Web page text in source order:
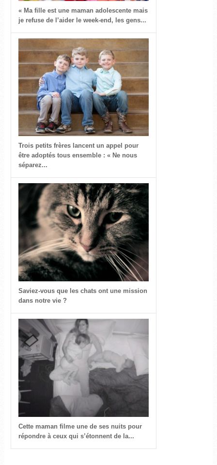
« Ma fille est une maman adolescente mais
je refuse de l’aider le week-end, les gens...
Trois petits frères lancent un appel pour
être adoptés tous ensemble : « Ne nous
séparez...
Saviez-vous que les chats ont une mission
dans notre vie ?
Cette maman filme une de ses nuits pour
répondre à ceux qui s’étonnent de la...